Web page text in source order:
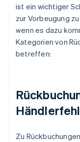
ist ein wichtiger
zur Vorbeugung
wenn es dazu
Kategorien von
betreffen:
Zu